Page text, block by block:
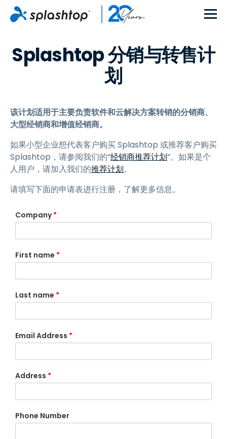
Splashtop 分销与转售计
划
该计划适用于主要负责软件和云解决方案转销的分销商、
大型经销商和增值经销商。
如果小型企业想代表客户购买 Splashtop 或推荐客户购买
Splashtop，请参阅我们的“经销商推荐计划”。如果是个
人用户，请加入我们的推荐计划。
请填写下面的申请表进行注册，了解更多信息。
Company *
First name *
Last name *
Email Address *
Address *
Phone Number